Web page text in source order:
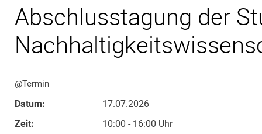
Abschlusstagung der
@Termin
Datum:
17.07.2026
Zeit:
10:00 - 16:00 Uhr